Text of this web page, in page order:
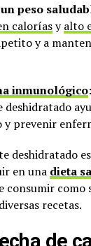
peso
caloríasyalto
y a
inmunológico:
prevenir
deshidratado
en una dieta
consumir como
recetas.
de